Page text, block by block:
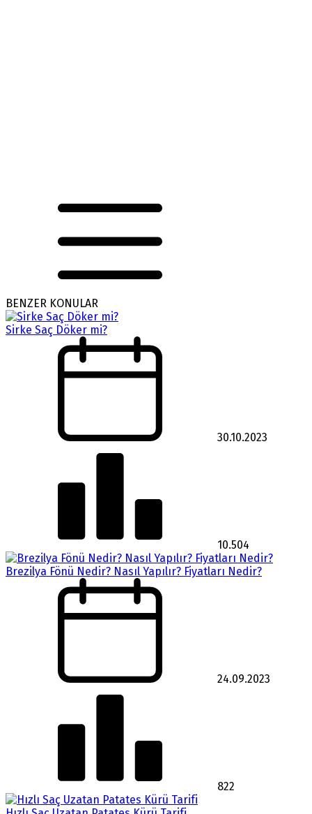
BENZER KONULAR
Sirke Saç Döker mi?
30.10.2023
10.504
Brezilya Fönü Nedir? Nasıl Yapılır? Fiyatları Nedir?
24.09.2023
822